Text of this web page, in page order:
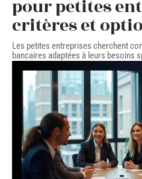
pour petites
critères et
Les petites entreprises cherchent
bancaires adaptées à leurs besoins